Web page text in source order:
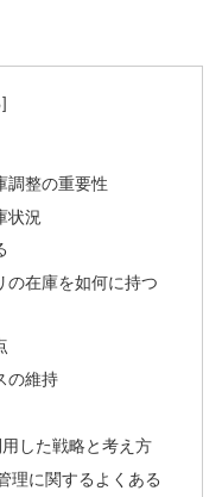
調整の重要性
状況
の在庫を如何に持つ
の維持
した戦略と考え方
理に関するよくある